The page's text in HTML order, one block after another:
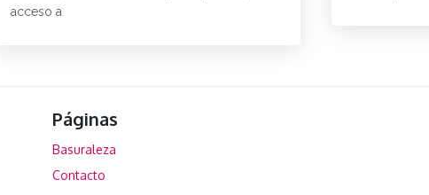
acceso a
Páginas
Basuraleza
Contacto